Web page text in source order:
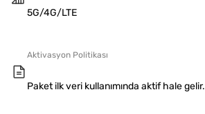
5G/4G/LTE
Aktivasyon Politikası
Paket ilk veri kullanımında aktif hale gelir.